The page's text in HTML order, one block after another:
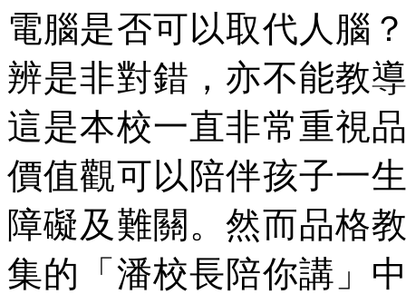
電腦是否可以取代人腦
辨是非對錯，亦不能教
這是本校一直非常重視
價值觀可以陪伴孩子一
障礙及難關。然而品格
集的「潘校長陪你講」